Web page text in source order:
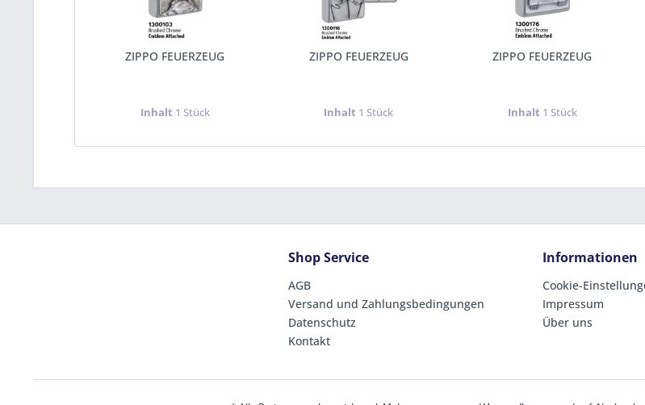
ZIPPO FEUERZEUG
Inhalt 1 Stück
ZIPPO FEUERZEUG
Inhalt 1 Stück
ZIPPO FEUERZEUG
Inhalt 1 Stück
Shop Service
AGB
Versand und Zahlungsbedingungen
Datenschutz
Kontakt
Informationen
Cookie-
Impressum
Über uns